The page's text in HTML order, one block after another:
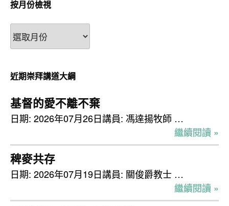
按月份檢視
按
月
檢
視
近期崇拜講道大綱
基督的愛不離不棄
日期: 2026年07月26日講員: 馮達揚牧師 …
繼續閱讀 »
稗麥共存
日期: 2026年07月19日講員: 關俊爵教士 …
繼續閱讀 »